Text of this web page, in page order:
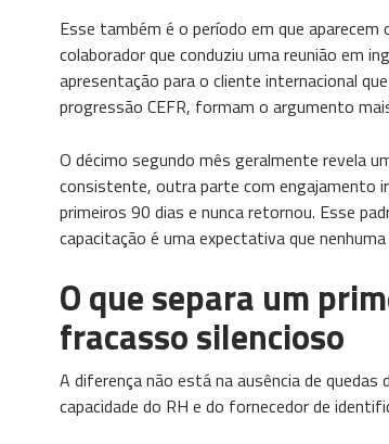
Esse também é o período em que
colaborador que conduziu uma reunião em
apresentação para o cliente internacional
progressão CEFR, formam o argumento
O décimo segundo mês geralmente revela
consistente, outra parte com engajamento
primeiros 90 dias e nunca retornou. Esse
capacitação é uma expectativa que
O que separa um
fracasso silencioso
A diferença não está na ausência de
capacidade do RH e do fornecedor de